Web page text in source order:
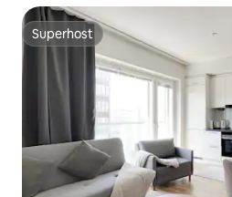
Superhost
Superhost